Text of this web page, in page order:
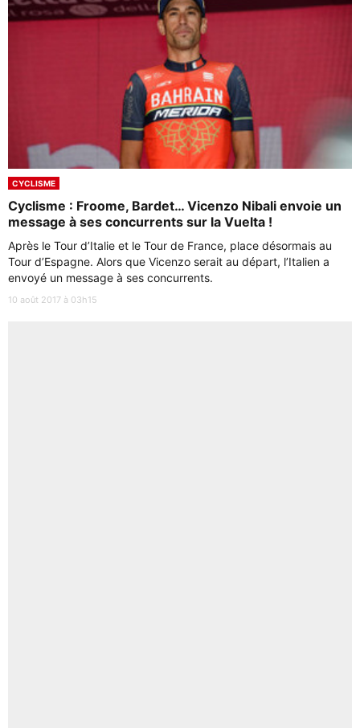
CYCLISME
Cyclisme : Froome, Bardet… Vicenzo Nibali envoie un
message à ses concurrents sur la Vuelta !
Après le Tour d’Italie et le Tour de France, place désormais au
Tour d’Espagne. Alors que Vicenzo serait au départ, l’Italien a
envoyé un message à ses concurrents.
10 août 2017 à 03h15